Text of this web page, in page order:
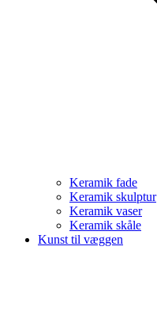
Keramik fade
Keramik skulptur
Keramik vaser
Keramik skåle
Kunst til væggen